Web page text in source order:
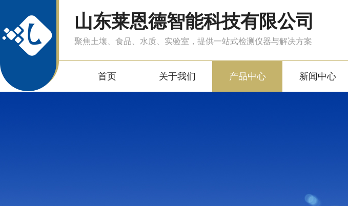
山东莱恩德智能科技有限公司
聚焦土壤、食品、水质、实验室，提供一站式检测仪器与解决方案
首页 关于我们 产品中心 新闻中心